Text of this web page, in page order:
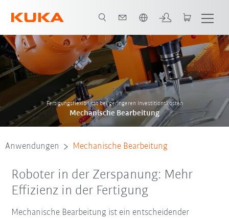
Anwendungen Übersicht Kontakt System Partner
Fertigungsflexibilität bei geringeren Investitionskosten
Mechanische Bearbeitung
Anwendungen Mechanische Bearbeitung
Roboter in der Zerspanung: Mehr
Effizienz in der Fertigung
Mechanische Bearbeitung ist ein entscheidender